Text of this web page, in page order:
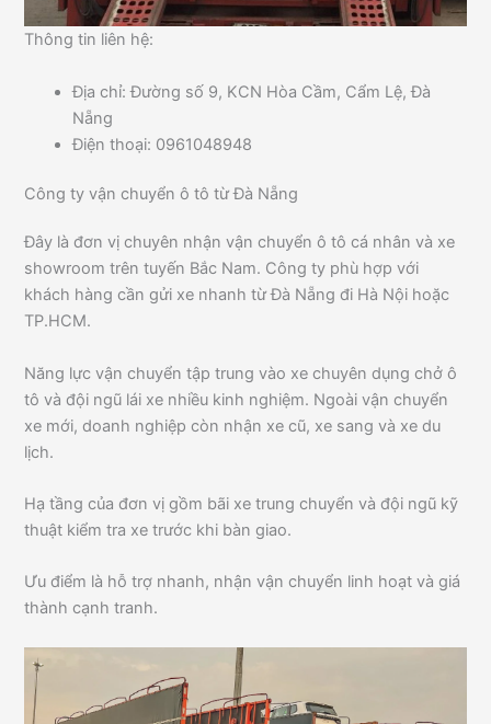
Thông tin liên hệ:
Địa chỉ: Đường số 9, KCN Hòa Cầm, Cẩm Lệ, Đà
Nẵng
Điện thoại: 0961048948
Công ty vận chuyển ô tô từ Đà Nẵng
Đây là đơn vị chuyên nhận vận chuyển ô tô cá nhân và xe
showroom trên tuyến Bắc Nam. Công ty phù hợp với
khách hàng cần gửi xe nhanh từ Đà Nẵng đi Hà Nội hoặc
TP.HCM.
Năng lực vận chuyển tập trung vào xe chuyên dụng chở ô
tô và đội ngũ lái xe nhiều kinh nghiệm. Ngoài vận chuyển
xe mới, doanh nghiệp còn nhận xe cũ, xe sang và xe du
lịch.
Hạ tầng của đơn vị gồm bãi xe trung chuyển và đội ngũ kỹ
thuật kiểm tra xe trước khi bàn giao.
Ưu điểm là hỗ trợ nhanh, nhận vận chuyển linh hoạt và giá
thành cạnh tranh.